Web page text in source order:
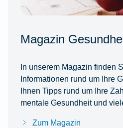
Magazin
In unserem Magazin finden
Informationen rund um Ihre
Ihnen Tipps rund um Ihre
mentale Gesundheit und
Zum Magazin